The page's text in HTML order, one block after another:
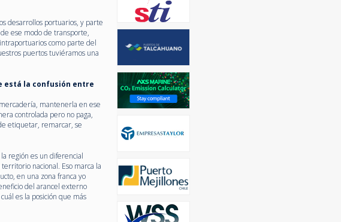
desarrollos portuarios, y parte
ese modo de transporte,
como parte del
puertos tuviéramos una
está la confusión entre
mantenerla en ese
controlada pero no paga,
etiquetar, remarcar, se
región es un diferencial
nacional. Eso marca la
en una zona franca yo
del arancel externo
es la posición que más